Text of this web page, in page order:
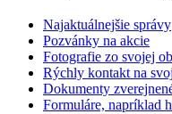
Najaktuálnejšie správy
Pozvánky na akcie
Fotografie zo svojej
Rýchly kontakt na
Dokumenty
Formuláre, napríklad